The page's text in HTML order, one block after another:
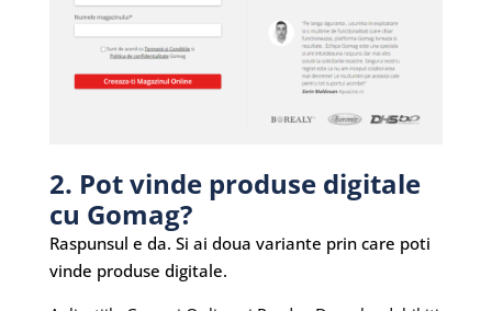
2. Pot vinde produse digitale
cu Gomag?
Raspunsul e da. Si ai doua variante prin care poti
vinde produse digitale.